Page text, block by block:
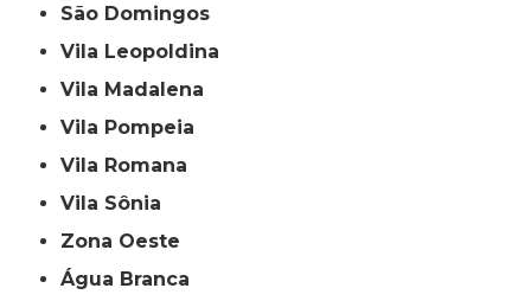
São Domingos
Vila Leopoldina
Vila Madalena
Vila Pompeia
Vila Romana
Vila Sônia
Zona Oeste
Água Branca